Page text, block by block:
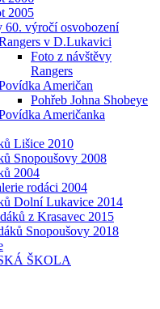
2005
60. výročí osvobození
v D.Lukavici
Foto z návštěvy
Rangers
Američan
Pohřeb Johna Shobeye
Američanka
Lišice 2010
Snopoušovy 2008
2004
rodáci 2004
Dolní Lukavice 2014
z Krasavec 2015
Snopoušovy 2018
ŠKOLA